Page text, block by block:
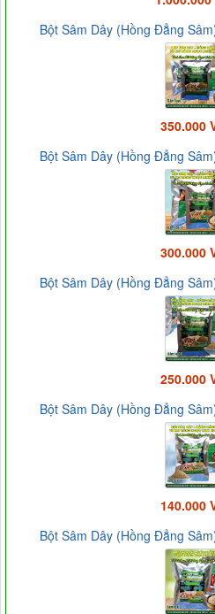
Bột Sâm Dây (Hồng Đẳng
350.000
Bột Sâm Dây (Hồng Đẳng
300.000
Bột Sâm Dây (Hồng Đẳng
250.000
Bột Sâm Dây (Hồng Đẳng
140.000
Bột Sâm Dây (Hồng Đẳng